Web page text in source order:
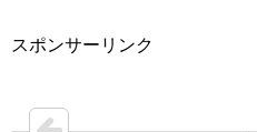
スポンサーリンク